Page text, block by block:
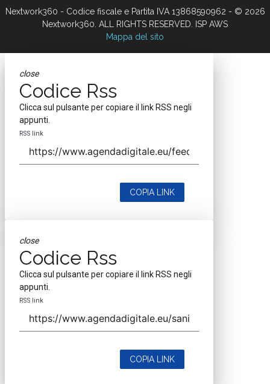
Nextwork360 - Codice fiscale e Partita IVA 13868590962 - © 2026
Nextwork360. ALL RIGHTS RESERVED. ISP AWS
Mappa del sito
close
Codice Rss
Clicca sul pulsante per copiare il link RSS negli
appunti.
RSS link
COPIA LINK
close
Codice Rss
Clicca sul pulsante per copiare il link RSS negli
appunti.
RSS link
COPIA LINK